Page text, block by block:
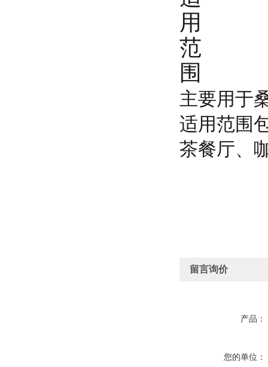
用
范
围
主要用于
适用范围
茶餐厅、
留言询价
产品：
您的单位：